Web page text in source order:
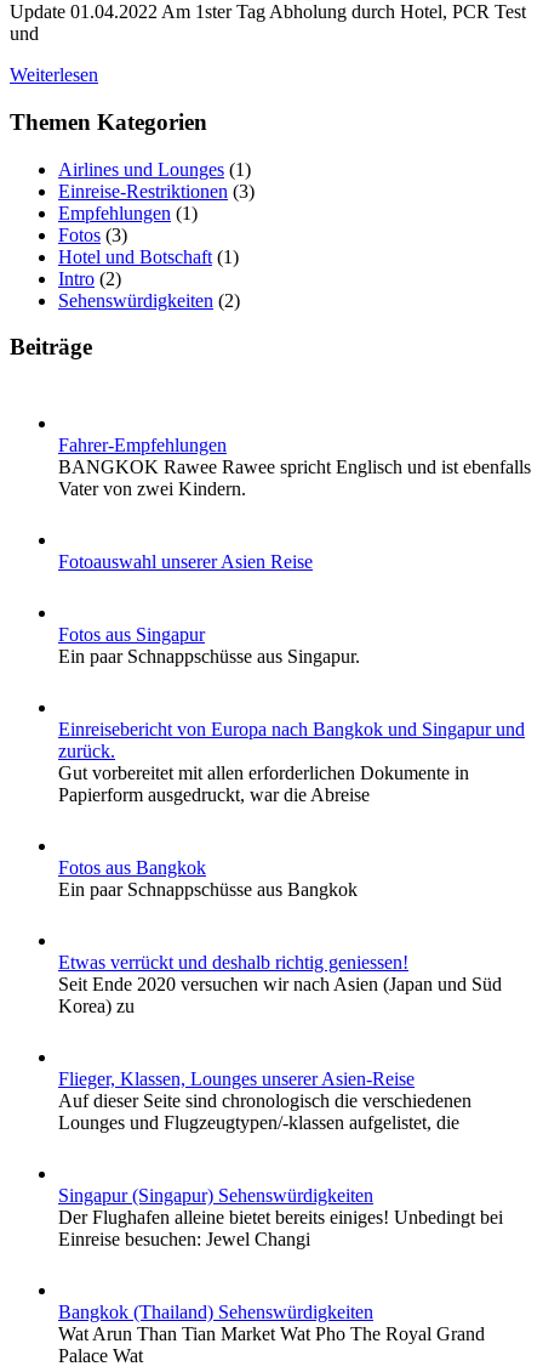
Update 01.04.2022 Am 1ster Tag Abholung durch Hotel, PCR Test
und
Weiterlesen
Themen Kategorien
Airlines und Lounges (1)
Einreise-Restriktionen (3)
Empfehlungen (1)
Fotos (3)
Hotel und Botschaft (1)
Intro (2)
Sehenswürdigkeiten (2)
Beiträge
Fahrer-Empfehlungen
BANGKOK Rawee Rawee spricht Englisch und ist ebenfalls
Vater von zwei Kindern.
Fotoauswahl unserer Asien Reise
Fotos aus Singapur
Ein paar Schnappschüsse aus Singapur.
Einreisebericht von Europa nach Bangkok und Singapur und
zurück.
Gut vorbereitet mit allen erforderlichen Dokumente in
Papierform ausgedruckt, war die Abreise
Fotos aus Bangkok
Ein paar Schnappschüsse aus Bangkok
Etwas verrückt und deshalb richtig geniessen!
Seit Ende 2020 versuchen wir nach Asien (Japan und Süd
Korea) zu
Flieger, Klassen, Lounges unserer Asien-Reise
Auf dieser Seite sind chronologisch die verschiedenen
Lounges und Flugzeugtypen/-klassen aufgelistet, die
Singapur (Singapur) Sehenswürdigkeiten
Der Flughafen alleine bietet bereits einiges! Unbedingt bei
Einreise besuchen: Jewel Changi
Bangkok (Thailand) Sehenswürdigkeiten
Wat Arun Than Tian Market Wat Pho The Royal Grand
Palace Wat